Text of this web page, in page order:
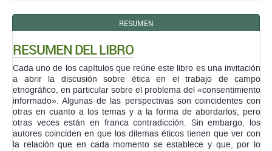
RESUMEN
RESUMEN DEL LIBRO
Cada uno de los capítulos que reúne este libro es una invitación
a abrir la discusión sobre ética en el trabajo de campo
etnográfico, en particular sobre el problema del «consentimiento
informado». Algunas de las perspectivas son coincidentes con
otras en cuanto a los temas y a la forma de abordarlos, pero
otras veces están en franca contradicción. Sin embargo, los
autores coinciden en que los dilemas éticos tienen que ver con
la relación que en cada momento se establece y que, por lo